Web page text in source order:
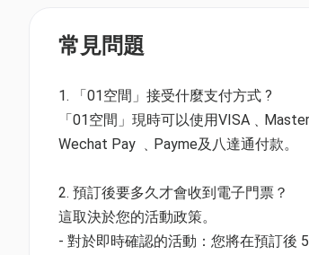
星期四至日及公眾假期門票
[快閃] 買 送二 $256 (原價$512)
成人(12 歲或以上): $128
小童(3–11 歲): $128
幼童(0-2 歲): 免費入場
寵物: 免費入場
🐾帶上你的毛小孩一起體驗 Festilumi
常見問題
1. 「01空間」接受什麼支付方式 ?
「01空間」現時可以使用
Wechat Pay ﹑Payme及八達通付款。
2. 預訂後要多久才會收到電子門票？
這取決於您的活動政策。
- 對於即時確認的活動：您將在預訂後